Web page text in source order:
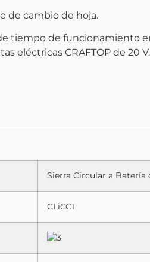
de cambio de hoja.
tiempo de funcionamiento
eléctricas CRAFTOP de 20 V.
Sierra Circular a Batería
CLiCC1